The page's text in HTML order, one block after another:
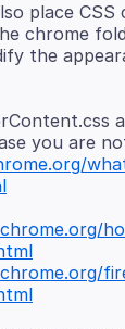
place CSS
chrome
the
you are